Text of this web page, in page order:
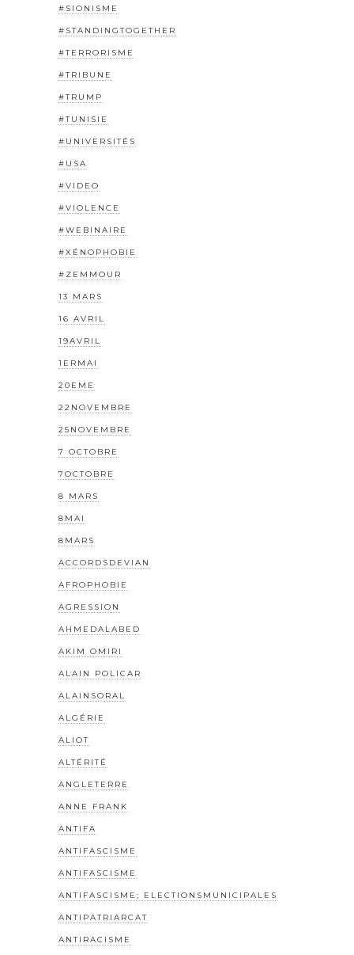
#SIONISME
#STANDINGTOGETHER
#TERRORISME
#TRIBUNE
#TRUMP
#TUNISIE
#UNIVERSITÉS
#USA
#VIDEO
#VIOLENCE
#WEBINAIRE
#XÉNOPHOBIE
#ZEMMOUR
13 MARS
16 AVRIL
19AVRIL
1ERMAI
20EME
22NOVEMBRE
25NOVEMBRE
7 OCTOBRE
7OCTOBRE
8 MARS
8MAI
8MARS
ACCORDSDEVIAN
AFROPHOBIE
AGRESSION
AHMEDALABED
AKIM OMIRI
ALAIN POLICAR
ALAINSORAL
ALGÉRIE
ALIOT
ALTÉRITÉ
ANGLETERRE
ANNE FRANK
ANTIFA
ANTIFASCISME
ANTIFASCISME
ANTIFASCISME; ELECTIONSMUNICIPALES
ANTIPATRIARCAT
ANTIRACISME